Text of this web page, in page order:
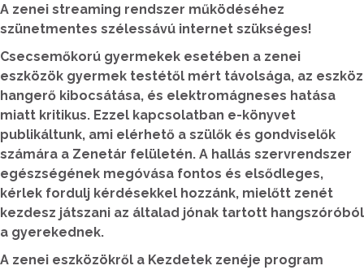
A zenei streaming rendszer működéséhez
szünetmentes szélessávú internet szükséges!
Csecsemőkorú gyermekek esetében a zenei
eszközök gyermek testétől mért távolsága, az eszköz
hangerő kibocsátása, és elektromágneses hatása
miatt kritikus. Ezzel kapcsolatban e-könyvet
publikáltunk, ami elérhető a szülők és gondviselők
számára a Zenetár felületén. A hallás szervrendszer
egészségének megóvása fontos és elsődleges,
kérlek fordulj kérdésekkel hozzánk, mielőtt zenét
kezdesz játszani az általad jónak tartott hangszóróból
a gyerekednek.
A zenei eszközökről a Kezdetek zenéje program